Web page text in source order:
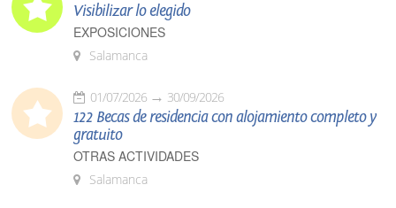
Visibilizar lo elegido
EXPOSICIONES
Salamanca
01/07/2026 30/09/2026
122 Becas de residencia con alojamiento completo y
gratuito
OTRAS ACTIVIDADES
Salamanca